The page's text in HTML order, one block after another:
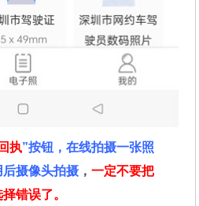
执”按钮，在线拍摄一张照
后摄像头拍摄 ，一定不要把
错误了。